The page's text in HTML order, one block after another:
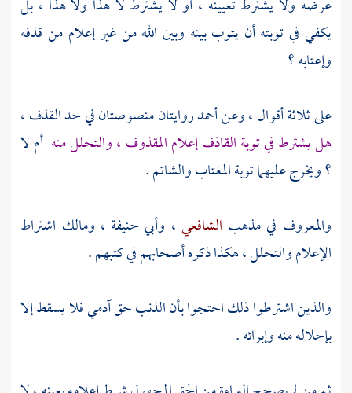
عرضه ولا يشترط تعيينه ، أو لا يشترط لا هذا ولا هذا ، بل
يكفي في توبته أن يتوب بينه وبين الله من غير إعلام من قذفه
وإعتابه ؟
على ثلاثة أقوال ، وعنأحمدروايتان منصوصتان في حد القذف ،
هل يشترط في توبة القاذف إعلام المقذوف ، والتحلل منه أم لا
؟ ويخرج عليهما توبة المغتاب والشاتم .
والمعروف في مذهب الشافعي ، وأبي حنيفة ، ومالك اشتراط
الإعلام والتحلل ، هكذا ذكره أصحابهم في كتبهم .
والذين اشترطوا ذلك احتجوا بأن الذنب حق آدمي فلا يسقط إلا
بإحلاله منه وإبرائه .